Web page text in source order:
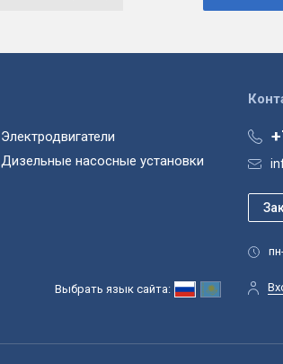
Выбрать язык сайта:
Электродвигатели
Дизельные насосные установки